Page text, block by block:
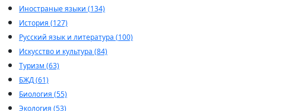
Иностраные языки (134)
История (127)
Русский язык и литература (100)
Искусство и культура (84)
Туризм (63)
БЖД (61)
Биология (55)
Экология (53)